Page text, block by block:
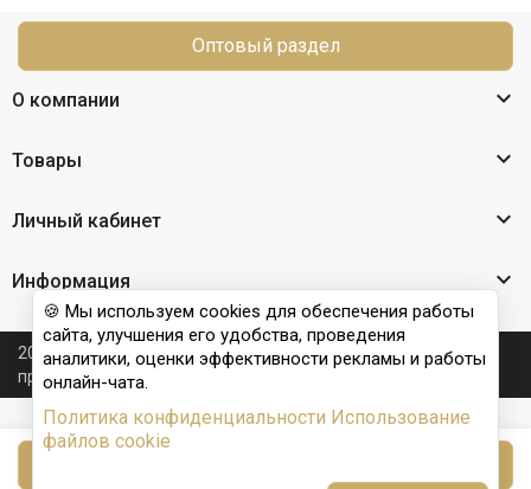
Оптовый раздел
О компании 
Товары 
Личный кабинет 
Информация 
2026 © Nail Club professional - официальный сайт
производителя бренда для наращивания ногтей
🍪 Мы используем cookies для обеспечения работы
сайта, улучшения его удобства, проведения
аналитики, оценки эффективности рекламы и работы
онлайн-чата.
Политика конфиденциальности Использование
файлов cookie